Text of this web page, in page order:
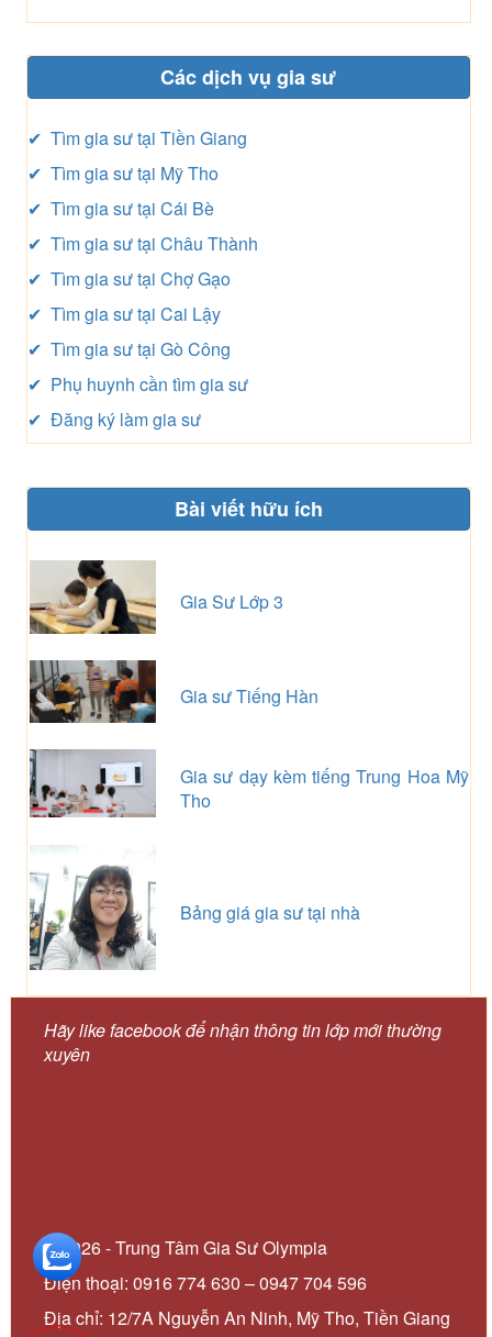
Các dịch vụ gia sư
✔ Tìm gia sư tại Tiền Giang
✔ Tìm gia sư tại Mỹ Tho
✔ Tìm gia sư tại Cái Bè
✔ Tìm gia sư tại Châu Thành
✔ Tìm gia sư tại Chợ Gạo
✔ Tìm gia sư tại Cai Lậy
✔ Tìm gia sư tại Gò Công
✔ Phụ huynh cần tìm gia sư
✔ Đăng ký làm gia sư
Bài viết hữu ích
Gia Sư Lớp 3
Gia sư Tiếng Hàn
Gia sư dạy kèm tiếng Trung Hoa Mỹ
Tho
Bảng giá gia sư tại nhà
Hãy like facebook để nhận thông tin lớp mới thường
xuyên
© 2026 - Trung Tâm Gia Sư Olympia
Điện thoại: 0916 774 630 – 0947 704 596
Địa chỉ: 12/7A Nguyễn An Ninh, Mỹ Tho, Tiền Giang